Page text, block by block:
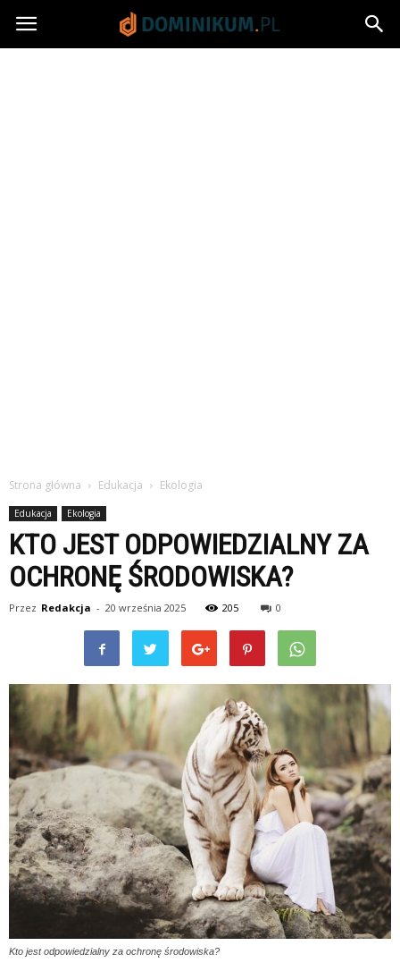
Dominikum.pl
Strona główna Edukacja Ekologia
Edukacja Ekologia
KTO JEST ODPOWIEDZIALNY ZA
OCHRONĘ ŚRODOWISKA?
Przez Redakcja - 20 września 2025 205 0
Kto jest odpowiedzialny za ochronę środowiska?